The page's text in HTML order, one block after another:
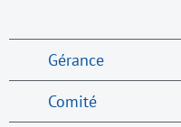
Gérance
Comité